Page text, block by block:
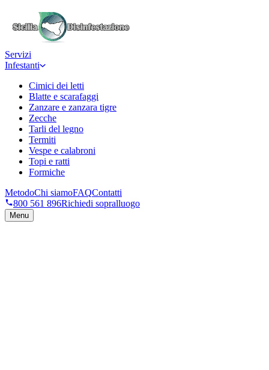
Servizi
Infestanti
Cimici dei letti
Blatte e scarafaggi
Zanzare e zanzara tigre
Zecche
Tarli del legno
Termiti
Vespe e calabroni
Topi e ratti
Formiche
MetodoChi siamoFAQContatti
800 561 896Richiedi sopralluogo
Menu
Richiedi sopralluogo